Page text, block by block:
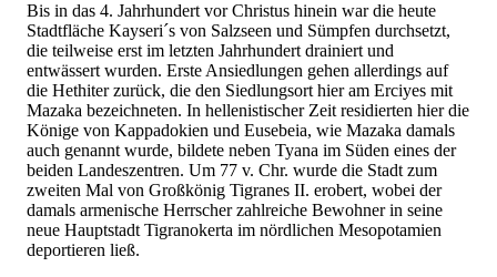
Bis in das 4. Jahrhundert vor Christus hinein war die heute
Stadtfläche Kayseri´s von Salzseen und Sümpfen durchsetzt,
die teilweise erst im letzten Jahrhundert drainiert und
entwässert wurden. Erste Ansiedlungen gehen allerdings auf
die Hethiter zurück, die den Siedlungsort hier am Erciyes mit
Mazaka bezeichneten. In hellenistischer Zeit residierten hier die
Könige von Kappadokien und Eusebeia, wie Mazaka damals
auch genannt wurde, bildete neben Tyana im Süden eines der
beiden Landeszentren. Um 77 v. Chr. wurde die Stadt zum
zweiten Mal von Großkönig Tigranes II. erobert, wobei der
damals armenische Herrscher zahlreiche Bewohner in seine
neue Hauptstadt Tigranokerta im nördlichen Mesopotamien
deportieren ließ.